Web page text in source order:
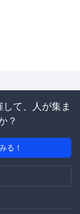
て、人が集ま
？
る！